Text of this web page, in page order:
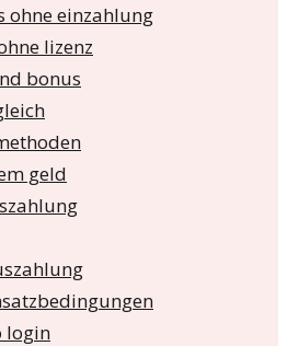
ohne einzahlung
lizenz
bonus
geld
login